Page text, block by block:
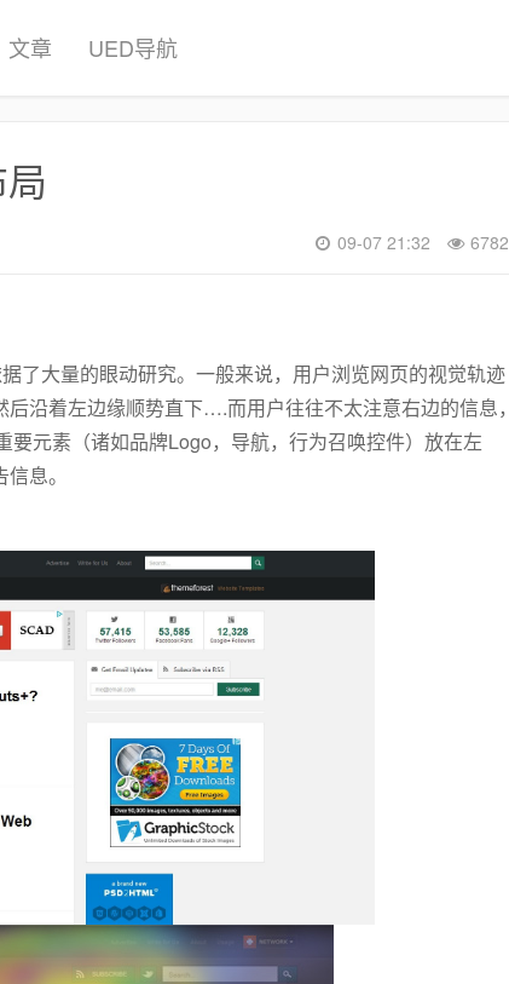
文章 UED导航
6782
09-07 21:32
了大量的眼动研究。一般来说，用户浏览网页的视觉轨迹
沿着左边缘顺势直下….而用户往往不太注意右边的信息，
元素（诸如品牌Logo，导航，行为召唤控件）放在左
息。